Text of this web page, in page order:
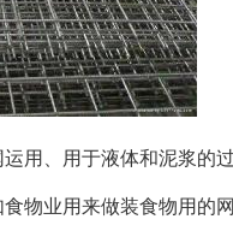
用、用于液体和泥浆的
物业用来做装食物用的